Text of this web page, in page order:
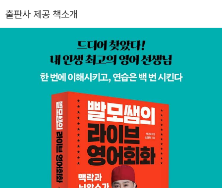
시간을 보냈다. 수능 공부는 일찌감치 접고 영어에 매진한 결과
아왔다. 학원 강의에 한계를 느껴 2017년 8월 시작한 유튜브 채
널 〈라이브 아카데미〉는 오로지 학습 콘텐츠와 말하기 연습에 집
중한 깔끔하고 진지한 영상으로 입소문을 타며 불과 1년여 만에
30만 구독자를 돌파했다. 그리고 2024년 현재, 초보자를 위한
〈라이브 아카데미 토들러〉 채널을 포함해 구독자 150만 명의 ‘인
생 영어 선생님’으로 큰 사랑을 받고 있다. 그 흔한 자기소개 하나
없이 시작부터 다짜고짜 영어만 가르치다 보니 구독자들이 알아
서 ‘빨모쌤(빨간모자쌤)’이라고 부르는 중이다. 구독자들의 오랜
바람에 힘입어 드디어 출간된 그의 첫 책 『빨모쌤의 라이브 영어
회화』는 영어를 배우는 올바른 태도와 마음가짐에 대한 진심어린
조언으로 시작한다. PART 1 학습 가이드에 이어 PART 2는 저자
출판사 제공 책소개